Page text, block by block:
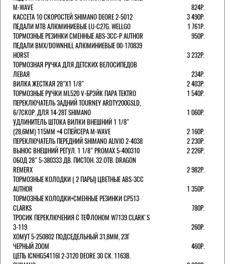
M-WAVE
824Р.
КАССЕТА 10 СКОРОСТЕЙ SHIMANO DEORE 2-5012
3 490Р.
ПЕДАЛИ MTB АЛЮМИНИЕВЫЕ LU-C27G. WELLGO
1 761Р.
ТОРМОЗНЫЕ РЕЗИНКИ СМЕННЫЕ ABS-3CC-P AUTHOR
950Р.
ПЕДАЛИ BMX/DOWNHILL АЛЮМИНИЕВЫЕ 00-170839
HORST
3 232Р.
ТОРМОЗНАЯ РУЧКА ДЛЯ ДЕТСКИХ ВЕЛОСИПЕДОВ
ЛЕВАЯ
234Р.
ВИЛКА ЖЕСТКАЯ 28"Х1 1/8"
2 403Р.
ТОРМОЗНЫЕ РУЧКИ ML520 V-БРЭЙК ПАРА TEKTRO
1 540Р.
ПЕРЕКЛЮЧАТЕЛЬ ЗАДНИЙ TOURNEY ARDTY200GSLD,
6/7СКОР. ДЛЯ 14-28T SHIMANO
1 060Р.
УДЛИНИТЕЛЬ ШТОКА ВИЛКИ ВНЕШНИЙ 1 1/8"
(28,6ММ) 115ММ +4 СПЕЙСЕРА M-WAVE
2 160Р.
ПЕРЕКЛЮЧАТЕЛЬ ПЕРЕДНИЙ SHIMANO ALIVIO 2-4038
2 230Р.
ВЫНОС ВНЕШНИЙ РЕГУЛ. 1 1/8" PROMAX 5-400310
2 226Р.
ОБОД 28" 5-380333 ДВ. ПИСТОН. 32 ОТВ. DRAGON
REMERX
2 982Р.
ТОРМОЗНЫЕ КОЛОДКИ ( 2 ПАРЫ) ЦВЕТНЫЕ ABS-3CC
AUTHOR
1 350Р.
ТОРМОЗНЫЕ КОЛОДКИ+СМЕННЫЕ РЕЗИНКИ CP513
CLARKS
780Р.
ТРОСИК ПЕРЕКЛЮЧЕНИЯ С ТЕФЛОНОМ W7139 СLARK'S
3-119
260Р.
ХОМУТ 5-250802 ПОДСЕДЕЛЬНЫЙ 31,8ММ, 23Г
ЧЕРНЫЙ ZOOM
460Р.
ЦЕПЬ ICNHG54116I 2-3120 DEORE 30 СК. 116ЗВ.